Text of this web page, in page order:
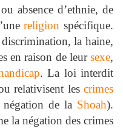
ou absence d’ethnie, de
religion spécifique.
la haine,
en raison de leursexe,
. La loi interdit
relativisent les crimes
de la Shoah).
la négation des crimes